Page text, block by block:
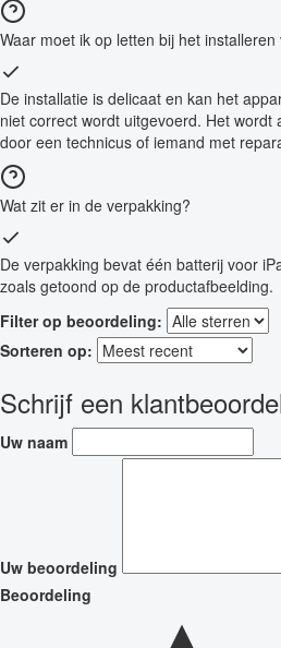
Waar moet ik op letten bij het
De installatie is delicaat en kan het
niet correct wordt uitgevoerd. Het wordt
door een technicus of iemand met
Wat zit er in de verpakking?
De verpakking bevat één batterij voor
zoals getoond op de productafbeelding.
Filter op beoordeling:
Sorteren op:
Schrijf een
Uw naam
Uw beoordeling
Beoordeling